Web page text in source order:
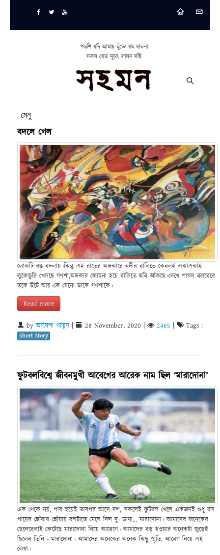
পড়শি যদি আমায় ছুঁতো যম যাতনা
সকল যেত দূরে: লালন সাঁই
মেনু
বদলে গেল
লোকটি রঙ বদলায়।কিন্তু এই রাতের অন্ধকারে নদীর বালিতে কেবলই একাএকাই
লুকোচুরি খেলছে গণশা,অন্ধকার জোছনা হয়ে বালিতে ছবি আঁকছে।দেখে পাগল বলবেরে
তকে উটে আয়।কে যেনো ডাকে গণশাকে।
Read more
byআয়েশা খাতুন| 28 November, 2020 2465 Tags :
Short Story
ফুটবলবিশ্বে জীবনমুখী আবেগের আরেক নাম ছিল ‘মারাদোনা’
এক থেকে নয়, পার হয়েই তারপর আসে দশ, সকলেই ফুটবল খেলে একজনই শুধু বস
পায়ের ছোঁয়ায় ছোঁয়ায় বলটাতে মেলে দিল দু- ডানা... মারাদোনা। আমাদের অনেকের
ছেলেবেলাই কেটেছে মারাদোনা নিয়ে আবেগে। আমাদের বড় হওয়ার অনেকটা জুড়েই
ছিলেন তিনি - মারাদোনা। আমাদের অনেকের অনেক কিছু স্মৃতি, আবেগ নিয়ে এই
লেখা।